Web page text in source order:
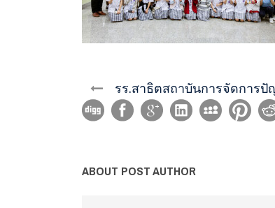
รร.สาธิตสถาบันการจัดการ
ABOUT POST AUTHOR